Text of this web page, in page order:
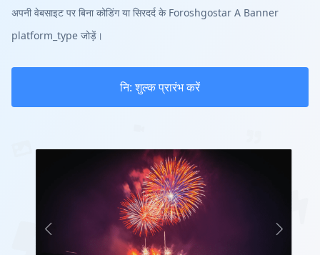
अपनी वेबसाइट पर बिना कोडिंग या सिरदर्द के Foroshgostar A Banner
platform_type जोड़ें।
नि: शुल्क प्रारंभ करें